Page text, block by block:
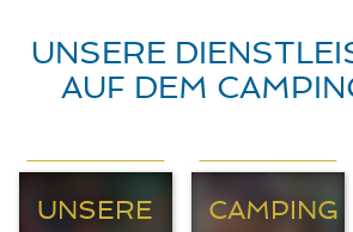
UNSERE
AUF DEM
UNSERE
CAMPING